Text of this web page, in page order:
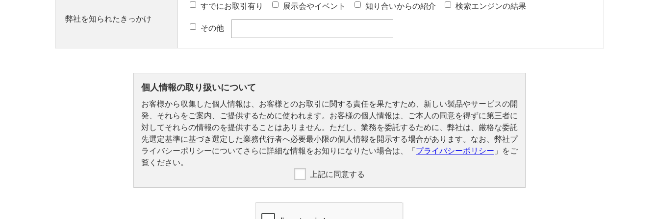
弊社を知られたきっかけ
すでにお取引有り 展示会やイベント 知り合いからの紹介 検索エンジンの結果
その他
個人情報の取り扱いについて
お客様から収集した個人情報は、お客様とのお取引に関する責任を果たすため、新しい製品やサービスの開
発、それらをご案内、ご提供するために使われます。お客様の個人情報は、ご本人の同意を得ずに第三者に
対してそれらの情報のを提供することはありません。ただし、業務を委託するために、弊社は、厳格な委託
先選定基準に基づき選定した業務代行者へ必要最小限の個人情報を開示する場合があります。なお、弊社プ
ライバシーポリシーについてさらに詳細な情報をお知りになりたい場合は、「プライバシーポリシー 」をご
覧ください。
上記に同意する